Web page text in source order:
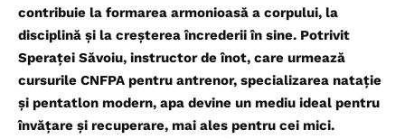
contribuie la formarea armonioasă a corpului, la
disciplină și la creșterea încrederii în sine. Potrivit
Speraței Săvoiu, instructor de înot, care urmează
cursurile CNFPA pentru antrenor, specializarea natație
și pentatlon modern, apa devine un mediu ideal pentru
învățare și recuperare, mai ales pentru cei mici.